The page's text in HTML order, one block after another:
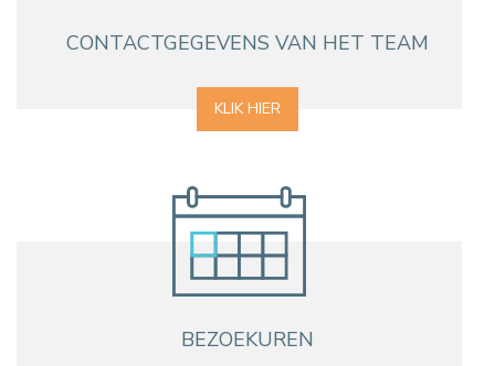
CONTACTGEGEVENS VAN HET TEAM
KLIK HIER
BEZOEKUREN